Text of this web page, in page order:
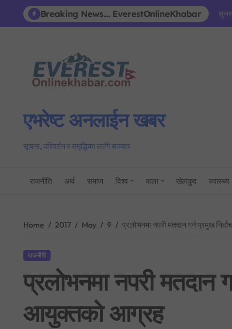
content
Breaking News.... EverestOnlineKhabar
एभरेष्ट अनलाईन खबर
सूचना, परिवर्तन र समृद्धिका लागि सञ्चार
राजनीति अर्थ समाज विश्व कला खेलकुद स्वास्थ्य
Home 2017 May 9 प्रलोभनमा नपरी मतदान गर्न प्रमुख
राजनीति
प्रलोभनमा नपरी मतदान
आयुक्तको आग्रह